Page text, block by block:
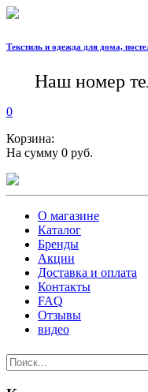
Текстиль и одежда для дома,
Наш номер
0
Корзина:
На сумму 0 руб.
О магазине
Каталог
Бренды
Акции
Доставка и оплата
Контакты
FAQ
Отзывы
видео